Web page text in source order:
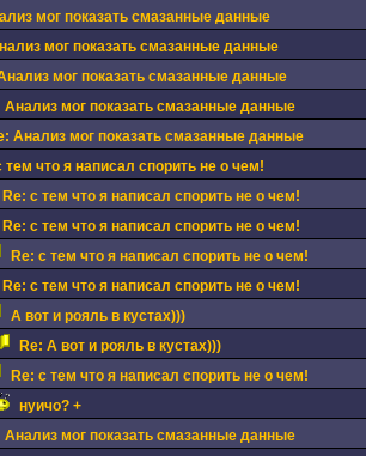
мог показать смазанные данные
мог показать смазанные данные
мог показать смазанные данные
Анализ мог показать смазанные данные
Анализ мог показать смазанные данные
тем что я написал спорить не о чем!
Re: с тем что я написал спорить не о чем!
Re: с тем что я написал спорить не о чем!
Re: с тем что я написал спорить не о чем!
Re: с тем что я написал спорить не о чем!
А вот и рояль в кустах)))
Re: А вот и рояль в кустах)))
Re: с тем что я написал спорить не о чем!
нуичо? +
Анализ мог показать смазанные данные